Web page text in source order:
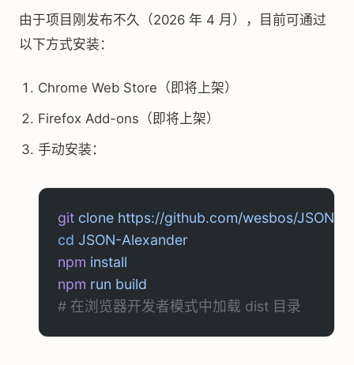
由于项目刚发布不久（2026 年 4 月），目前可通过
以下方式安装：
Chrome Web Store（即将上架）
Firefox Add-ons（即将上架）
手动安装：
git clone https://github.com/wesbos/JSON-
cd JSON-Alexander
npm install
npm run build
# 在浏览器开发者模式中加载 dist 目录